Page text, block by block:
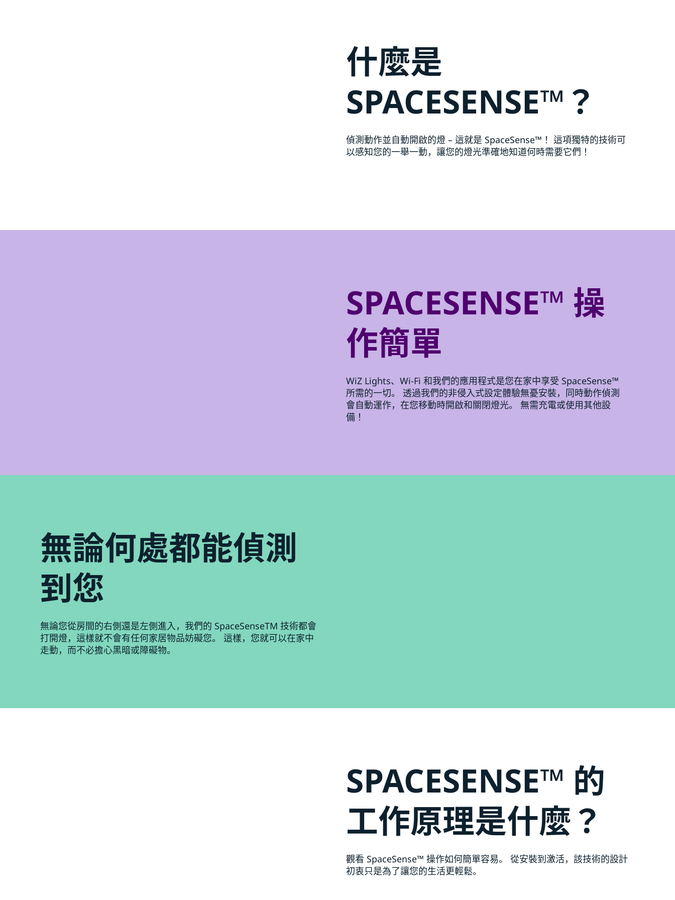
什麼是
SPACESENSE™？
偵測動作並自動開啟的燈 – 這就是 SpaceSense™！ 這項獨特的技術可
以感知您的一舉一動，讓您的燈光準確地知道何時需要它們！
SPACESENSE™ 操
作簡單
WiZ Lights、Wi-Fi 和我們的應用程式是您在家中享受 SpaceSense™
所需的一切。 透過我們的非侵入式設定體驗無憂安裝，同時動作偵測
會自動運作，在您移動時開啟和關閉燈光。 無需充電或使用其他設
備！
無論何處都能偵測
到您
無論您從房間的右側還是左側進入，我們的 SpaceSenseTM 技術都會
打開燈，這樣就不會有任何家居物品妨礙您。 這樣，您就可以在家中
走動，而不必擔心黑暗或障礙物。
SPACESENSE™ 的
工作原理是什麼？
觀看 SpaceSense™ 操作如何簡單容易。 從安裝到激活，該技術的設計
初衷只是為了讓您的生活更輕鬆。